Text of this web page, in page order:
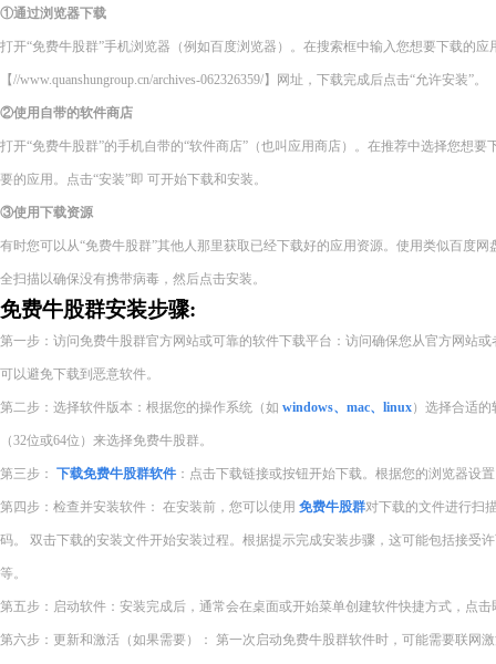
①通过浏览器下载
打开“免费牛股群”手机浏览器（例如百度浏览器）。在搜索框中输入您想要下载的应
【//www.quanshungroup.cn/archives-062326359/】网址，下载完成后点击“允许安装”。
②使用自带的软件商店
打开“免费牛股群”的手机自带的“软件商店”（也叫应用商店）。在推荐中选择您想
要的应用。点击“安装”即 可开始下载和安装。
③使用下载资源
有时您可以从“免费牛股群”其他人那里获取已经下载好的应用资源。使用类似百度
全扫描以确保没有携带病毒，然后点击安装。
免费牛股群安装步骤:
第一步：访问免费牛股群官方网站或可靠的软件下载平台：访问确保您从官方网站
可以避免下载到恶意软件。
第二步：选择软件版本：根据您的操作系统（如 windows、mac、linux）选择合适
（32位或64位）来选择免费牛股群。
第三步： 下载免费牛股群软件 ：点击下载链接或按钮开始下载。根据您的浏览器设
第四步：检查并安装软件： 在安装前，您可以使用 免费牛股群对下载的文件进行扫
码。 双击下载的安装文件开始安装过程。根据提示完成安装步骤，这可能包括接受
等。
第五步：启动软件：安装完成后，通常会在桌面或开始菜单创建软件快捷方式，点
第六步：更新和激活（如果需要）： 第一次启动免费牛股群软件时，可能需要联网